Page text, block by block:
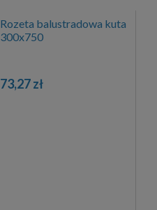
Rozeta balustradowa kuta
300x750
73,27 zł